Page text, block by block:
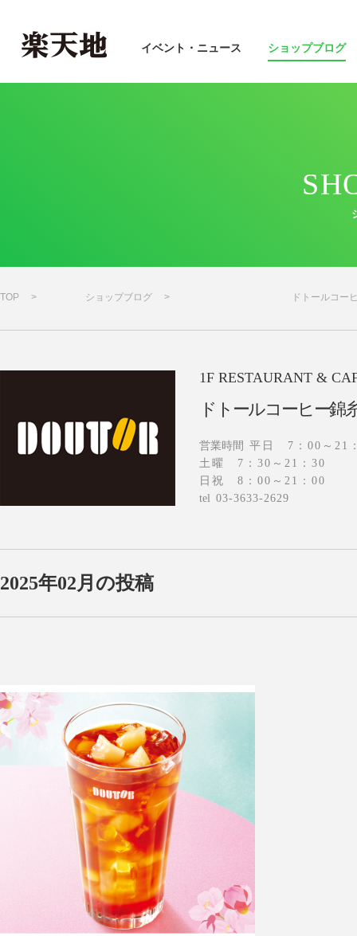
イベント・ニュース ショップブログ
TOP ショップブログ ドトールコー
1F RESTAURANT &
ドトールコーヒー錦
営業時間 平日 7：00～21
土曜 7：30～21：30
日祝 8：00～21：00
tel 03-3633-2629
2025年02月の投稿